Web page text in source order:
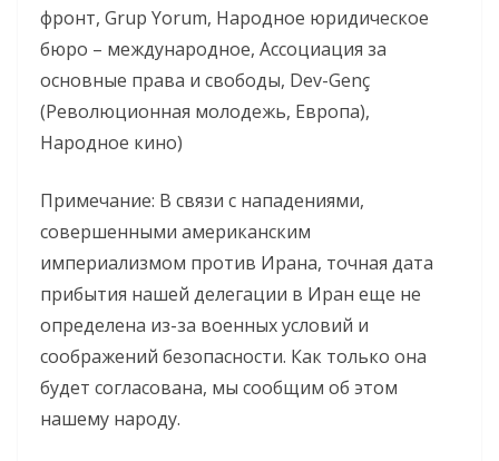
фронт, Grup Yorum, Народное юридическое
бюро – международное, Ассоциация за
основные права и свободы, Dev-Genç
(Революционная молодежь, Европа),
Народное кино)
Примечание: В связи с нападениями,
совершенными американским
империализмом против Ирана, точная дата
прибытия нашей делегации в Иран еще не
определена из-за военных условий и
соображений безопасности. Как только она
будет согласована, мы сообщим об этом
нашему народу.